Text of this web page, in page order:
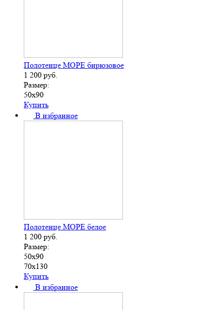
Полотенце МОРЕ бирюзовое
1 200 руб.
Размер:
50х90
Купить
В избранное
Полотенце МОРЕ белое
1 200 руб.
Размер:
50х90
70х130
Купить
В избранное